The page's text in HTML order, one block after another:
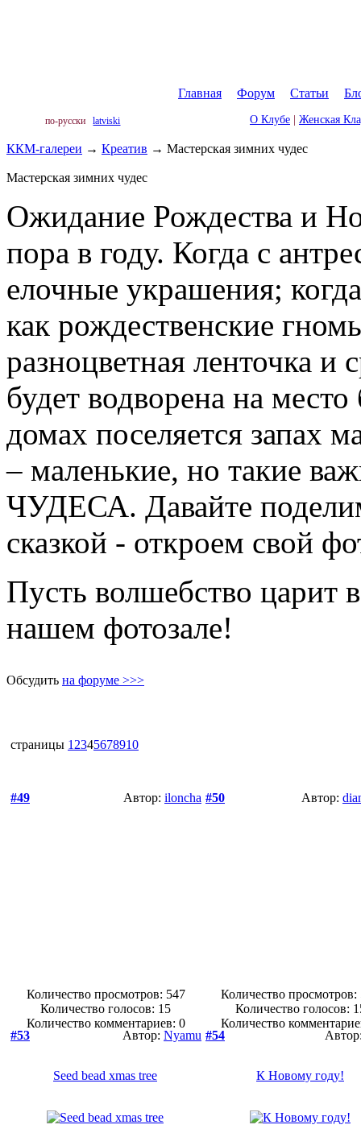
Главная Форум Статьи
по-русски latviski О Клубе Женская
ККМ-галереи → Креатив → Мастерская зимних чудес
Мастерская зимних чудес
Ожидание Рождества и
пора в году. Когда с
елочные украшения;
как рождественские
разноцветная ленточка и
будет водворена на
домах поселяется запах
– маленькие, но такие
ЧУДЕСА. Давайте
сказкой - откроем свой
Пусть волшебство царит
нашем фотозале!
Обсудить на форуме >>>
страницы 1 2345678910
#49 Автор: iloncha
Количество просмотров: 547
Количество голосов: 15
Количество комментариев: 0
#50 Автор:
Количество просмотров:
Количество голосов:
Количество
#53
Автор: Nyamu
Seed bead xmas tree
#54
К Новому году!